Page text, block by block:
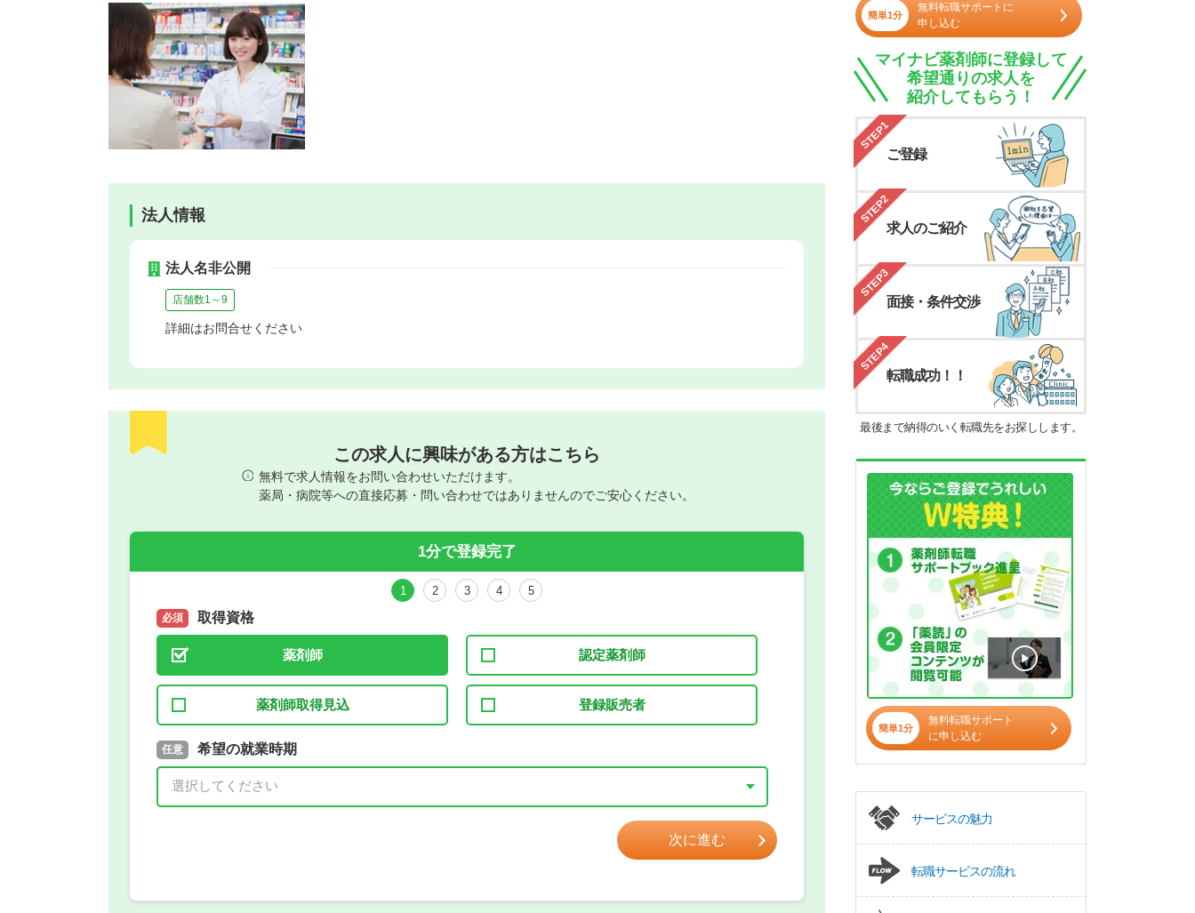
法人情報
法人名非公開
店舗数1～9
詳細はお問合せください
この求人に興味がある方はこちら
無料で求人情報をお問い合わせいただけます。
薬局・病院等への直接応募・問い合わせではありませんのでご安心ください。
1分で登録完了
1 2 3 4 5
必須 取得資格
薬剤師 認定薬剤師
薬剤師取得見込 登録販売者
必須 取得予定年
年 3月
任意 希望の就業時期
希望の働き方
正社員
パート(週4日～5日)
次に進む
簡単1分
無料転職サポートに
申し込む
マイナビ薬剤師に登録して
希望通りの求人を
紹介してもらう！
STEP1
ご登録
STEP2
求人のご紹介
STEP3
面接・条件交渉
STEP4
転職成功！！
最後まで納得のいく転職先をお探しします。
簡単1分
無料転職サポート
に申し込む
サービスの魅力
転職サービスの流れ